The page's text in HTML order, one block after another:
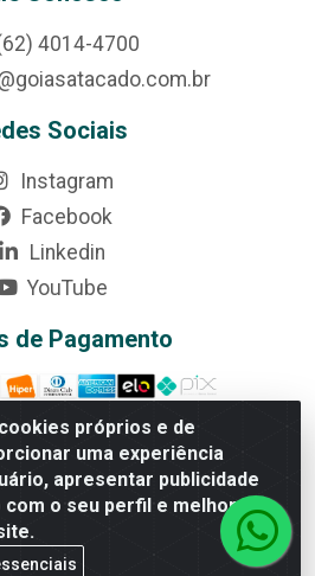
próprios e de
uma experiência
apresentar publicidade
o seu perfil e melhorar a
4014-4700
Sociais
Instagram
Facebook
Linkedin
YouTube
de Pagamento
Universitária, nº 3860, Jardim das
GO - CEP 75070-415 -
0002-24